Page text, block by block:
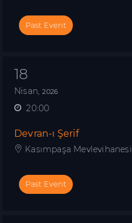
Past Event
18
Nisan,2026
20:00
Devran-ı Şerif
Kasımpaşa Mevlevihanesi
Past Event